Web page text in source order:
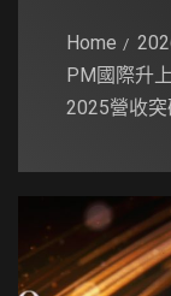
Home
PM國際升
2025營收